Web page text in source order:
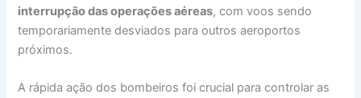
interrupção das operações aéreas, com voos sendo
temporariamente desviados para outros aeroportos
próximos.
A rápida ação dos bombeiros foi crucial para controlar as